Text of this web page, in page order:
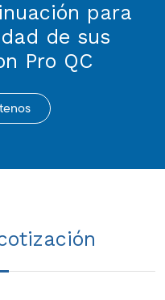
para
de sus
Pro QC